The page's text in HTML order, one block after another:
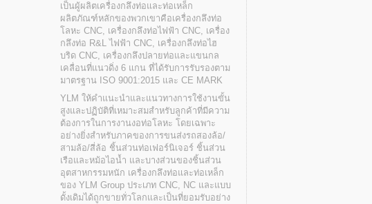
เป็นผู้ผลิตเครื่องกลึงท่อและท่อเหล็ก
ผลิตภัณฑ์หลักของพวกเขาคือเครื่องกลึงท่อ
โลหะ CNC, เครื่องกลึงท่อไฟฟ้า CNC, เครื่อง
กลึงท่อ R&L ไฟฟ้า CNC, เครื่องกลึงท่อไฮ
บริด CNC, เครื่องกลึงปลายท่อและแขนกล
เคลื่อนที่แนวดิ่ง 6 แกน ที่ได้รับการรับรองตาม
มาตรฐาน ISO 9001:2015 และ CE MARK
YLM ให้คำแนะนำและแนวทางการใช้งานขั้น
สูงและปฏิบัติที่เหมาะสมสำหรับลูกค้าที่มีความ
ต้องการในการงานงอท่อโลหะ โดยเฉพาะ
อย่างยิ่งสำหรับภาคของการขนส่งรถสองล้อ/
สามล้อ/สี่ล้อ ชิ้นส่วนท่อเฟอร์นิเจอร์ ชิ้นส่วน
เรือและหม้อไอน้ำ และบางส่วนของชิ้นส่วน
อุตสาหกรรมหนัก เครื่องกลึงท่อและท่อเหล็ก
ของ YLM Group ประเภท CNC, NC และแบบ
ดั้งเดิมได้ถูกขายทั่วโลกและเป็นที่ยอมรับอย่าง